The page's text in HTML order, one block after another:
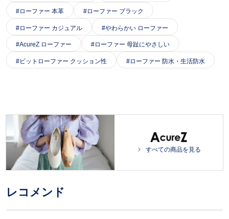
ローファー 本革 ローファー ブラック
ローファー カジュアル やわらかい ローファー
AcureZ ローファー ローファー 母趾にやさしい
ビットローファー クッション性 ローファー 防水・生活防水
すべての商品を見る
レコメンド